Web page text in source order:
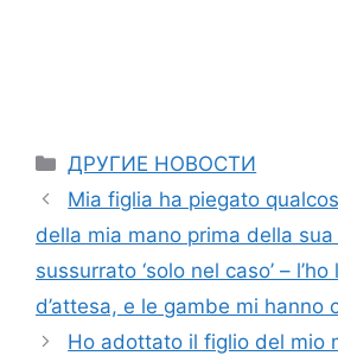
Categories
ДРУГИЕ НОВОСТИ
Mia figlia ha piegato
della mia mano prima della
sussurrato ‘solo nel caso’ –
d’attesa, e le gambe mi hanno
Ho adottato il figlio del mio